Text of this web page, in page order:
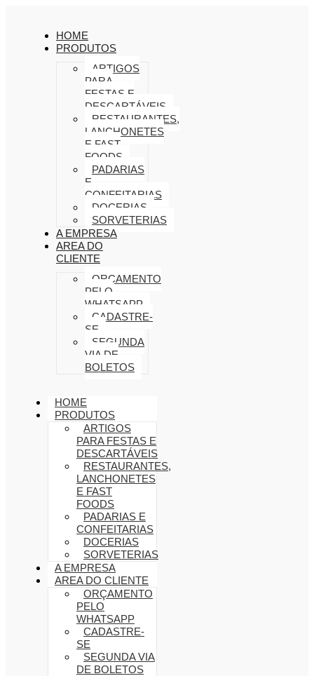
HOME
PRODUTOS
ARTIGOS
PARA
FESTAS E
DESCARTÁVEIS
RESTAURANTES,
LANCHONETES
E FAST
FOODS
PADARIAS
E
CONFEITARIAS
DOCERIAS
SORVETERIAS
A EMPRESA
AREA DO
CLIENTE
ORÇAMENTO
PELO
WHATSAPP
CADASTRE-
SE
SEGUNDA
VIA DE
BOLETOS
HOME
PRODUTOS
ARTIGOS
PARA FESTAS E
DESCARTÁVEIS
RESTAURANTES,
LANCHONETES
E FAST
FOODS
PADARIAS E
CONFEITARIAS
DOCERIAS
SORVETERIAS
A EMPRESA
AREA DO CLIENTE
ORÇAMENTO
PELO
WHATSAPP
CADASTRE-
SE
SEGUNDA VIA
DE BOLETOS